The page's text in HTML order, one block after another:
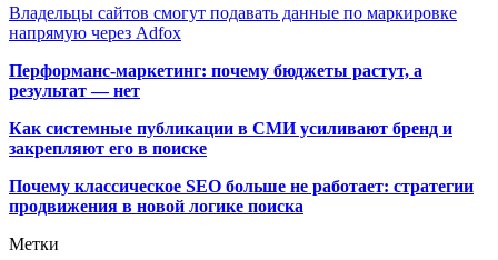
Владельцы сайтов смогут подавать данные по маркировке
напрямую через Adfox
Перформанс-маркетинг: почему бюджеты растут, а
результат — нет
Как системные публикации в СМИ усиливают бренд и
закрепляют его в поиске
Почему классическое SEO больше не работает: стратегии
продвижения в новой логике поиска
Метки